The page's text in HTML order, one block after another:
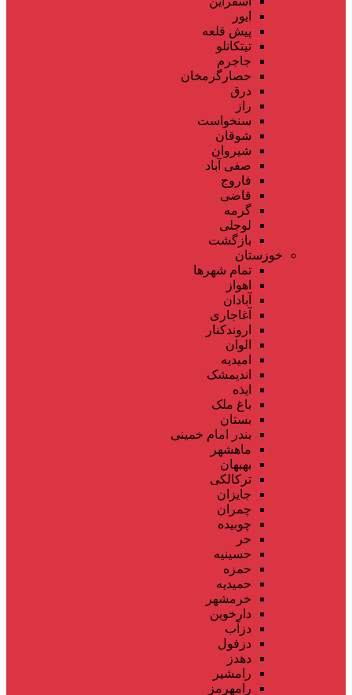
ایور
پیش قلعه
تیتکانلو
جاجرم
حصارگرمخان
درق
راز
سنخواست
شوقان
شیروان
صفی آباد
فاروج
قاضی
گرمه
لوجلی
بازگشت
خوزستان
تمام شهر‌ها
اهواز
آبادان
آغاجاری
اروندکنار
الوان
امیدیه
اندیمشک
ایذه
باغ ملک
بستان
بندر امام خمینی
ماهشهر
بهبهان
ترکالکی
جایزان
چمران
چوبیده
حر
حسینیه
حمزه
حمیدیه
خرمشهر
دارخوین
دزآب
دزفول
دهدز
رامشیر
رامهرمز